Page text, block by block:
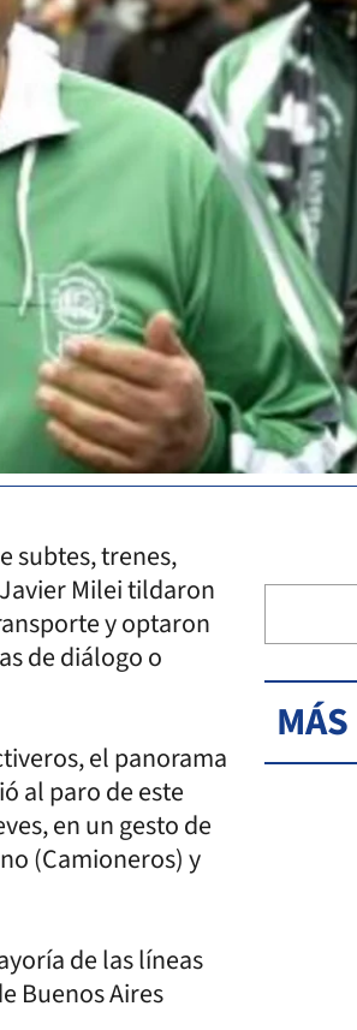
subtes, trenes,
Milei tildaron
y optaron
de diálogo o
el panorama
al paro de este
en un gesto de
(Camioneros) y
de las líneas
Buenos Aires